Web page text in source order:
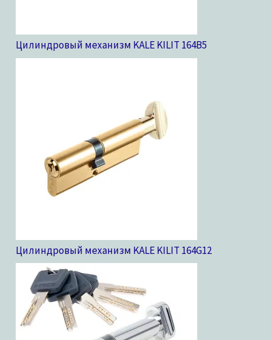
Цилиндровый механизм KALE KILIT 164B5
Цилиндровый механизм KALE KILIT 164G12